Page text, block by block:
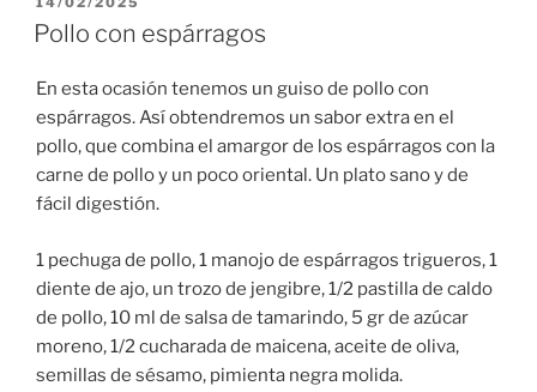
EL
Pollo con espárragos
En esta ocasión tenemos un guiso de pollo con
espárragos. Así obtendremos un sabor extra en el
pollo, que combina el amargor de los espárragos con la
carne de pollo y un poco oriental. Un plato sano y de
fácil digestión.
1 pechuga de pollo, 1 manojo de espárragos trigueros, 1
diente de ajo, un trozo de jengibre, 1/2 pastilla de caldo
de pollo, 10 ml de salsa de tamarindo, 5 gr de azúcar
moreno, 1/2 cucharada de maicena, aceite de oliva,
semillas de sésamo, pimienta negra molida.